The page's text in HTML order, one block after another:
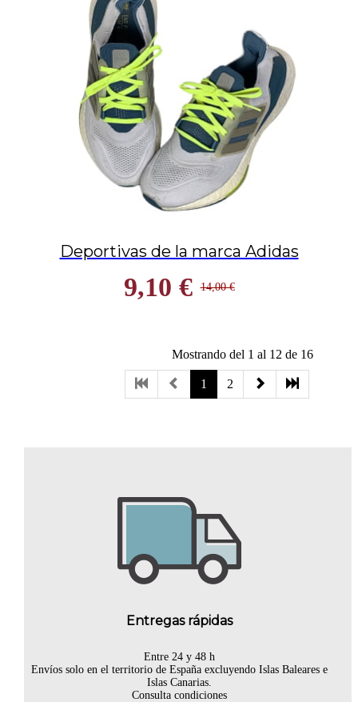
Deportivas de la marca Adidas
14,00 €
9,10 €
Mostrando del 1 al 12 de 16
1 2
Entregas rápidas
Entre 24 y 48 h
Envíos solo en el territorio de España excluyendo Islas Baleares e
Islas Canarias.
Consulta condiciones